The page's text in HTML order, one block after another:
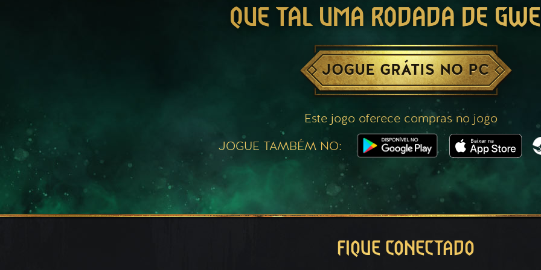
QUE TAL UMA RODADA DE
JOGUE GRÁTIS NO PC
Este jogo oferece compras no jogo
JOGUE TAMBÉM NO:
FIQUE CONECTADO